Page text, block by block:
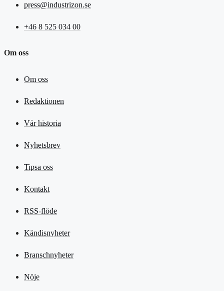
press@industrizon.se
+46 8 525 034 00
Om oss
Om oss
Redaktionen
Vår historia
Nyhetsbrev
Tipsa oss
Kontakt
RSS-flöde
Kändisnyheter
Branschnyheter
Nöje